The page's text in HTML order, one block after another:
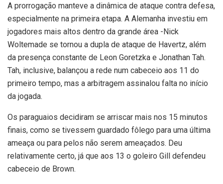
A prorrogação manteve a dinâmica de ataque contra defesa,
especialmente na primeira etapa. A Alemanha investiu em
jogadores mais altos dentro da grande área -Nick
Woltemade se tornou a dupla de ataque de Havertz, além
da presença constante de Leon Goretzka e Jonathan Tah.
Tah, inclusive, balançou a rede num cabeceio aos 11 do
primeiro tempo, mas a arbitragem assinalou falta no início
da jogada.
Os paraguaios decidiram se arriscar mais nos 15 minutos
finais, como se tivessem guardado fôlego para uma última
ameaça ou para pelos não serem ameaçados. Deu
relativamente certo, já que aos 13 o goleiro Gill defendeu
cabeceio de Brown.